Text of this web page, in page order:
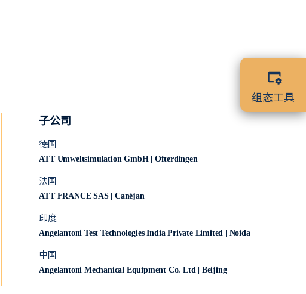
组态工具
子公司
德国
ATT Umweltsimulation GmbH | Ofterdingen
法国
ATT FRANCE SAS | Canéjan
印度
Angelantoni Test Technologies India Private Limited | Noida
中国
Angelantoni Mechanical Equipment Co. Ltd | Beijing